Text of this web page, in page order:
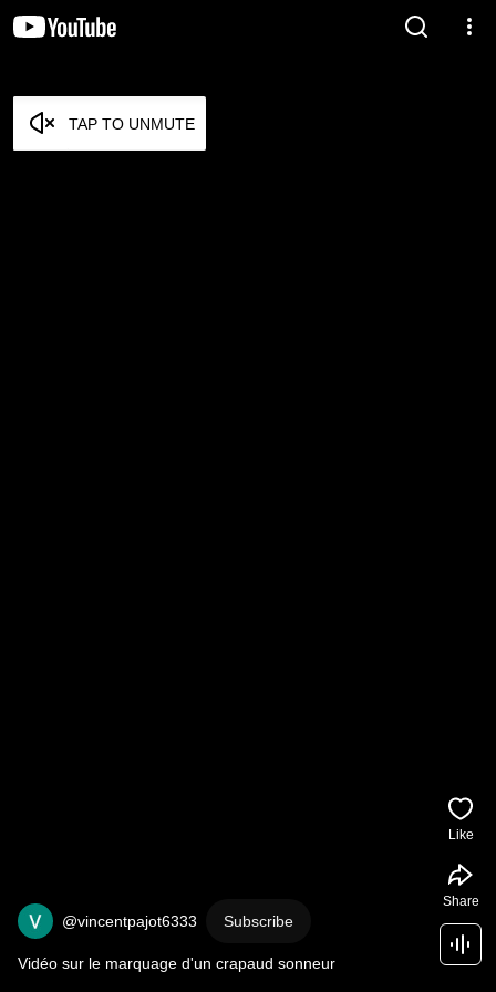
TAP TO UNMUTE
@vincentpajot6333 Subscribe
Vidéo sur le marquage d'un crapaud sonneur
Like
Share